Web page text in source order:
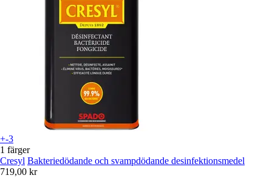
+-3
1 färger
Cresyl Bakteriedödande och svampdödande desinfektionsmedel
719,00 kr